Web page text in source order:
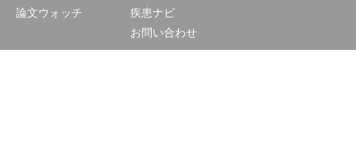
論文ウォッチ
疾患ナビ
お問い合わせ